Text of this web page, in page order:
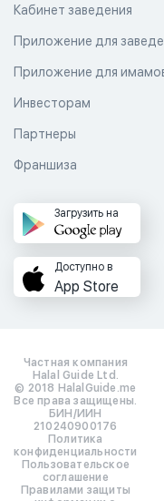
Кабинет заведения
Приложение для
Приложение для
Инвесторам
Партнеры
Франшиза
Загрузить на
Доступно в
App Store
Частная компания
Halal Guide Ltd.
© 2018 HalalGuide.me
Все права защищены.
БИН/ИИН
210240900176
Политика
конфиденциальности
Пользовательское
соглашение
Правилами защиты